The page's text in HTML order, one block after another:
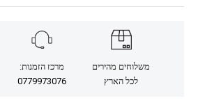
משלוחים מהירים
לכל הארץ
מרכז הזמנות:
0779973076